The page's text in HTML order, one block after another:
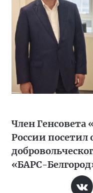
Член Генсовета
России посетил
«БАРС-